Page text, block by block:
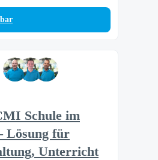
Schule im
Lösung für
Unterricht